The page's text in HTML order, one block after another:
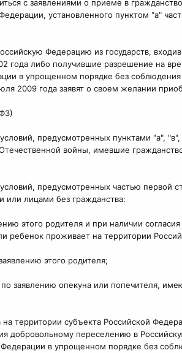
с заявлениями о приеме в
установленного пунктом "а"
Федерацию из государств,
года либо получившие разрешение на
в упрощенном порядке без
2009 года заявят о своем желании
предусмотренных пунктами "а", "в",
войны, имевшие
предусмотренных частью первой
или лицами без гражданства:
этого родителя и при наличии согласия
ребенок проживает на территории
этого родителя;
заявлению опекуна или попечителя,
территории субъекта Российской
добровольному переселению в
в упрощенном порядке без